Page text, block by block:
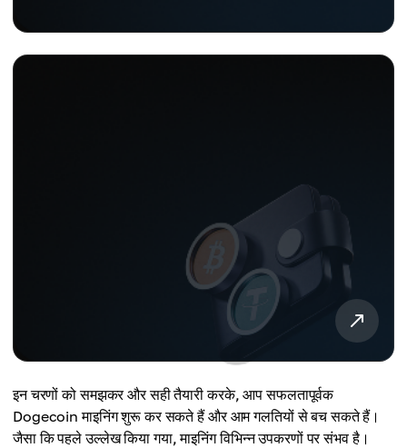
इन चरणों को समझकर और सही तैयारी करके, आप सफलतापूर्वक
Dogecoin माइनिंग शुरू कर सकते हैं और आम गलतियों से बच सकते हैं।
जैसा कि पहले उल्लेख किया गया, माइनिंग विभिन्न उपकरणों पर संभव है।